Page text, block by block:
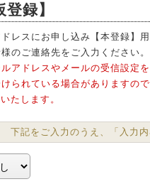
録】
レスにお申し込み【本登録】
のご連絡先をご入力ください。
アドレスやメールの受信設定
られている場合がありますの
たします。
下記をご入力のうえ、「入力